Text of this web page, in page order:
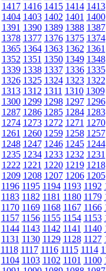
1417 1416 1415 1414 1413
1404 1403 1402 1401 1400
1391 1390 1389 1388 1387
1378 1377 1376 1375 1374
1365 1364 1363 1362 1361
1352 1351 1350 1349 1348
1339 1338 1337 1336 1335
1326 1325 1324 1323 1322
1313 1312 1311 1310 1309
1300 1299 1298 1297 1296
1287 1286 1285 1284 1283
1274 1273 1272 1271 1270
1261 1260 1259 1258 1257
1248 1247 1246 1245 1244
1235 1234 1233 1232 1231
1222 1221 1220 1219 1218
1209 1208 1207 1206 1205
1196 1195 1194 1193 1192
1183 1182 1181 1180 1179
1170 1169 1168 1167 1166
1157 1156 1155 1154 1153
1144 1143 1142 1141 1140
1131 1130 1129 1128 1127
1118 1117 1116 1115 1114
1104 1103 1102 1101 1100